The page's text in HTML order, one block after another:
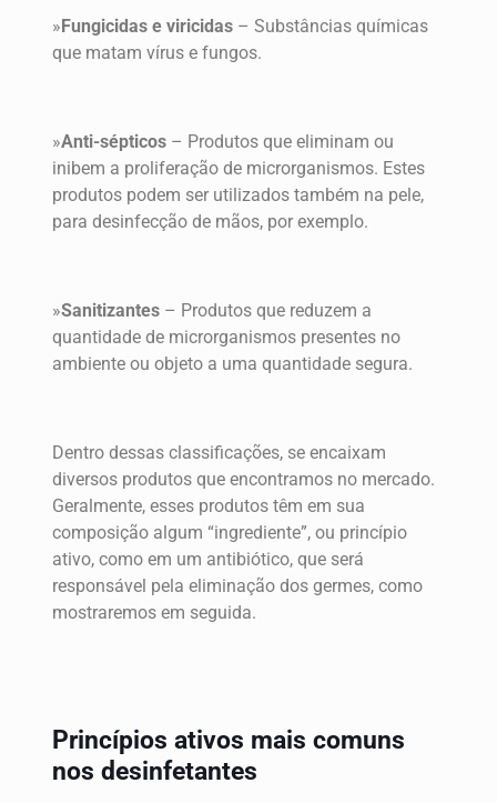
»Fungicidas e viricidas– Substâncias químicas
que matam vírus e fungos.
»Anti-sépticos– Produtos que eliminam ou
inibem a proliferação de microrganismos. Estes
produtos podem ser utilizados também na pele,
para desinfecção de mãos, por exemplo.
»Sanitizantes– Produtos que reduzem a
quantidade de microrganismos presentes no
ambiente ou objeto a uma quantidade segura.
Dentro dessas classificações, se encaixam
diversos produtos que encontramos no mercado.
Geralmente, esses produtos têm em sua
composição algum “ingrediente”, ou princípio
ativo, como em um antibiótico, que será
responsável pela eliminação dos germes, como
mostraremos em seguida.
Princípios ativos mais comuns
nos desinfetantes